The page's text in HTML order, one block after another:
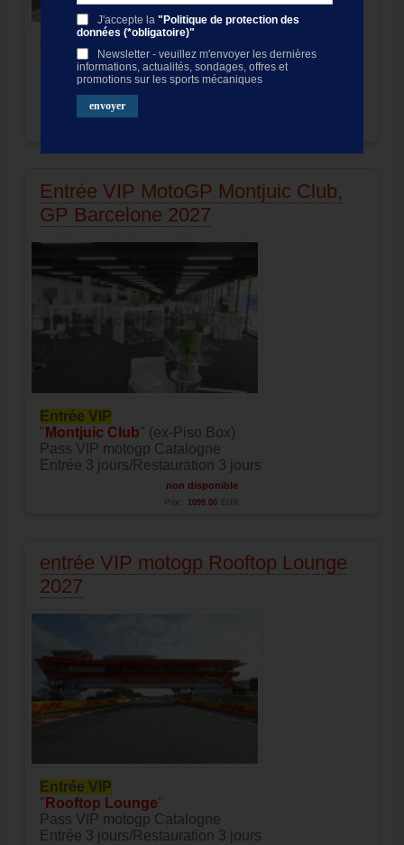
J'accepte la "Politique de protection des
données (*obligatoire)"
Newsletter - veuillez m'envoyer les dernières
informations, actualités, sondages, offres et
promotions sur les sports mécaniques
Entrée VIP
Pitlane Lounge"
Pass VIP motogp Catalogne
Entrée 3 jours/Catering 3 jours
Entrée VIP MotoGP Montjuic Club,
GP Barcelone 2027
Entrée VIP
" Montjuic Club" (ex-Piso Box)
Pass VIP motogp Catalogne
Entrée 3 jours/Restauration 3 jours
non disponible
Prix: 1099.00 EUR
entrée VIP motogp Rooftop Lounge
2027
Entrée VIP
" Rooftop Lounge"
Pass VIP motogp Catalogne
Entrée 3 jours/Restauration 3 jours